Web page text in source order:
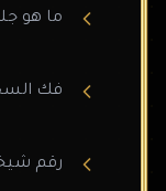
ما هو
فك
رقم